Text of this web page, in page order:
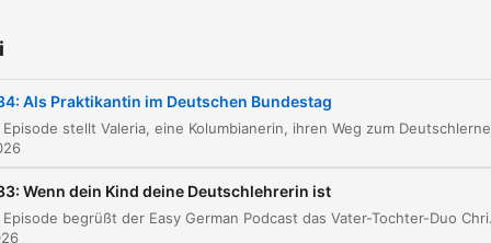
00:17:44
Reflektionen über das Praktikum und
Widersprüche
00:22:35 Persönliche Erkenntnisse und Resilienz
rozdział, aby przejść bezpośrednio do tego momentu
Als Praktikantin im Deutschen Bundestag
Wenn dein Kind deine Deutschlehrerin ist
In dieser Episode begrüßt der Easy German Podcast